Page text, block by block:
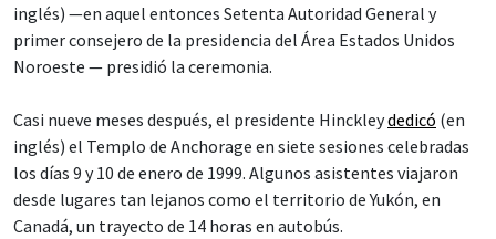
inglés) —en aquel entonces Setenta Autoridad General y
primer consejero de la presidencia del Área Estados Unidos
Noroeste — presidió la ceremonia.
Casi nueve meses después, el presidente Hinckleydedicó (en
inglés) el Templo de Anchorage en siete sesiones celebradas
los días 9 y 10 de enero de 1999. Algunos asistentes viajaron
desde lugares tan lejanos como el territorio de Yukón, en
Canadá, un trayecto de 14 horas en autobús.